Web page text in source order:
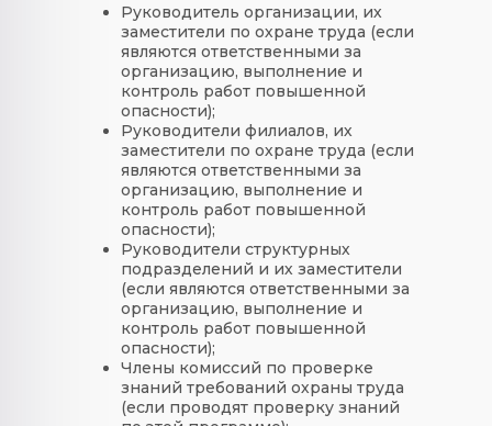
Руководитель организации, их
заместители по охране труда (если
являются ответственными за
организацию, выполнение и
контроль работ повышенной
опасности);
Руководители филиалов, их
заместители по охране труда (если
являются ответственными за
организацию, выполнение и
контроль работ повышенной
опасности);
Руководители структурных
подразделений и их заместители
(если являются ответственными за
организацию, выполнение и
контроль работ повышенной
опасности);
Члены комиссий по проверке
знаний требований охраны труда
(если проводят проверку знаний